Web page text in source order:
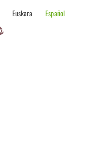
Euskara Español